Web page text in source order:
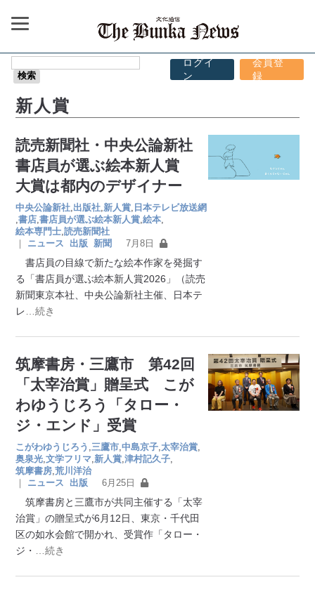
ログイ
ン
会員登
録
新人賞
読売新聞社・中央公論新社
書店員が選ぶ絵本新人賞
大賞は都内のデザイナー
中央公論新社 出版社 新人賞 日本テレビ放送網
,書店 ,書店員が選ぶ絵本新人賞 ,絵本
絵本専門士 ,読売新聞社
｜
ニュース 出版 新聞 7月8日
書店員の目線で新たな絵本作家を発掘す
る「書店員が選ぶ絵本新人賞2026」（読売
新聞東京本社、中央公論新社主催、日本テ
レ
…続き
筑摩書房・三鷹市 第42回
「太宰治賞」贈呈式 こが
わゆうじろう「タロー・
ジ・エンド」受賞
こがわゆうじろう 三鷹市 ,中島京子 太宰治賞
奥泉光 ,文学フリマ 新人賞 ,津村記久子
筑摩書房 ,荒川洋治
｜
ニュース 出版 6月25日
筑摩書房と三鷹市が共同主催する「太宰
治賞」の贈呈式が6月12日、東京・千代田
区の如水会館で開かれ、受賞作「タロー・
ジ・
…続き